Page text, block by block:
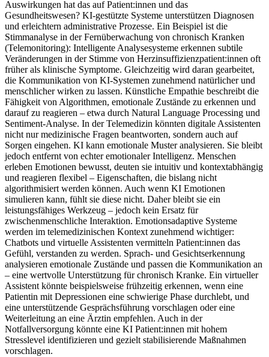
Auswirkungen hat das auf Patient:innen und das
Gesundheitswesen? KI-gestützte Systeme unterstützen Diagnosen
und erleichtern administrative Prozesse. Ein Beispiel ist die
Stimmanalyse in der Fernüberwachung von chronisch Kranken
(Telemonitoring): Intelligente Analysesysteme erkennen subtile
Veränderungen in der Stimme von Herzinsuffizienzpatient:innen oft
früher als klinische Symptome. Gleichzeitig wird daran gearbeitet,
die Kommunikation von KI-Systemen zunehmend natürlicher und
menschlicher wirken zu lassen. Künstliche Empathie beschreibt die
Fähigkeit von Algorithmen, emotionale Zustände zu erkennen und
darauf zu reagieren – etwa durch Natural Language Processing und
Sentiment-Analyse. In der Telemedizin könnten digitale Assistenten
nicht nur medizinische Fragen beantworten, sondern auch auf
Sorgen eingehen. KI kann emotionale Muster analysieren. Sie bleibt
jedoch entfernt von echter emotionaler Intelligenz. Menschen
erleben Emotionen bewusst, deuten sie intuitiv und kontextabhängig
und reagieren flexibel – Eigenschaften, die bislang nicht
algorithmisiert werden können. Auch wenn KI Emotionen
simulieren kann, fühlt sie diese nicht. Daher bleibt sie ein
leistungsfähiges Werkzeug – jedoch kein Ersatz für
zwischenmenschliche Interaktion. Emotionsadaptive Systeme
werden im telemedizinischen Kontext zunehmend wichtiger:
Chatbots und virtuelle Assistenten vermitteln Patient:innen das
Gefühl, verstanden zu werden. Sprach- und Gesichtserkennung
analysieren emotionale Zustände und passen die Kommunikation an
– eine wertvolle Unterstützung für chronisch Kranke. Ein virtueller
Assistent könnte beispielsweise frühzeitig erkennen, wenn eine
Patientin mit Depressionen eine schwierige Phase durchlebt, und
eine unterstützende Gesprächsführung vorschlagen oder eine
Weiterleitung an eine Ärztin empfehlen. Auch in der
Notfallversorgung könnte eine KI Patient:innen mit hohem
Stresslevel identifizieren und gezielt stabilisierende Maßnahmen
vorschlagen.